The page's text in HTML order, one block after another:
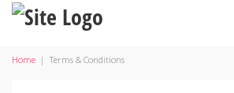
Home | Terms & Conditions